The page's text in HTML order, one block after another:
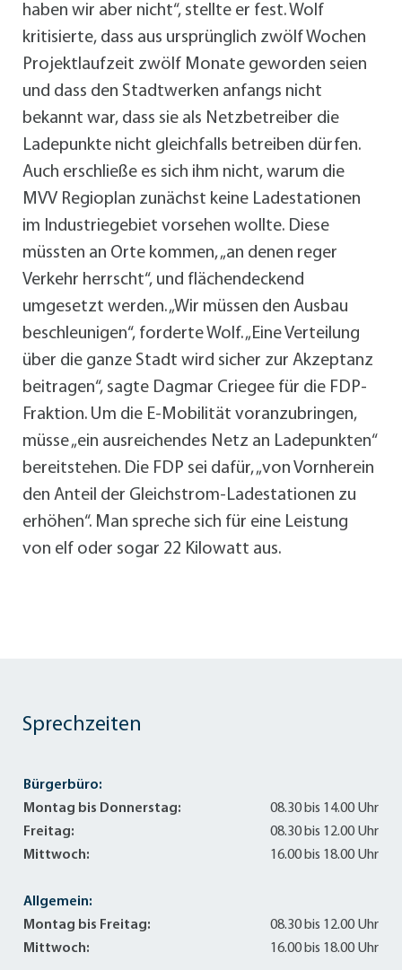
haben wir aber nicht“, stellte er fest. Wolf
kritisierte, dass aus ursprünglich zwölf Wochen
Projektlaufzeit zwölf Monate geworden seien
und dass den Stadtwerken anfangs nicht
bekannt war, dass sie als Netzbetreiber die
Ladepunkte nicht gleichfalls betreiben dürfen.
Auch erschließe es sich ihm nicht, warum die
MVV Regioplan zunächst keine Ladestationen
im Industriegebiet vorsehen wollte. Diese
müssten an Orte kommen, „an denen reger
Verkehr herrscht“, und flächendeckend
umgesetzt werden. „Wir müssen den Ausbau
beschleunigen“, forderte Wolf. „Eine Verteilung
über die ganze Stadt wird sicher zur Akzeptanz
beitragen“, sagte Dagmar Criegee für die FDP-
Fraktion. Um die E-Mobilität voranzubringen,
müsse „ein ausreichendes Netz an Ladepunkten“
bereitstehen. Die FDP sei dafür, „von Vornherein
den Anteil der Gleichstrom-Ladestationen zu
erhöhen“. Man spreche sich für eine Leistung
von elf oder sogar 22 Kilowatt aus.
Sprechzeiten
Bürgerbüro:
Montag bis Donnerstag:
08.30 bis 14.00 Uhr
Freitag:
08.30 bis 12.00 Uhr
Mittwoch:
16.00 bis 18.00 Uhr
Allgemein:
Montag bis Freitag:
08.30 bis 12.00 Uhr
Mittwoch:
16.00 bis 18.00 Uhr